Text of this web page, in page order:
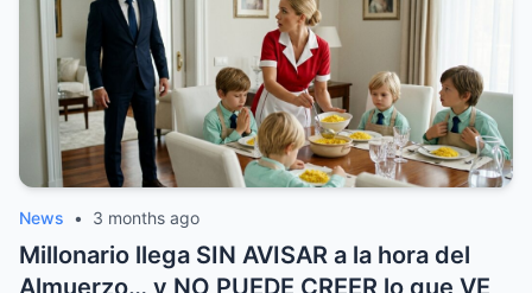
News • 3 months ago
Millonario llega SIN AVISAR a la hora del
Almuerzo… y NO PUEDE CREER lo que VE